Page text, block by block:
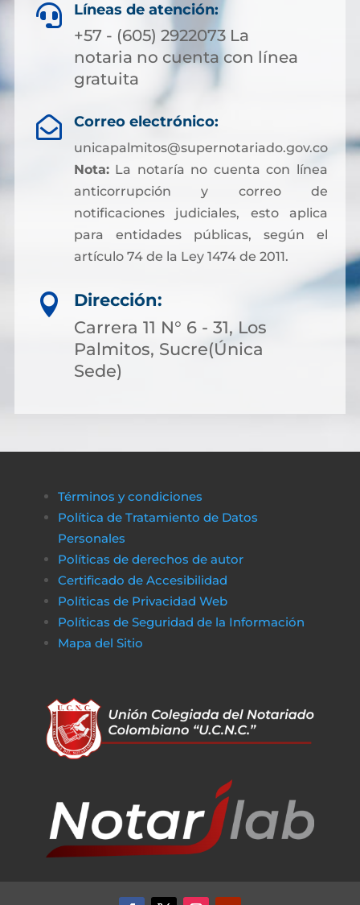
 Líneas de atención:
+57 - (605) 2922073 La
notaria no cuenta con línea
gratuita
 Correo electrónico:
unicapalmitos@supernotariado.gov.co
Nota:La notaría no cuenta con línea
anticorrupción y correo de
notificaciones judiciales, esto aplica
para entidades públicas, según el
artículo 74 de la Ley 1474 de 2011.

Dirección:
Carrera 11 N° 6 - 31, Los
Palmitos, Sucre(Única
Sede)
Términos y condiciones
Política de Tratamiento de Datos
Personales
Políticas de derechos de autor
Certificado de Accesibilidad
Políticas de Privacidad Web
Políticas de Seguridad de la Información
Mapa del Sitio